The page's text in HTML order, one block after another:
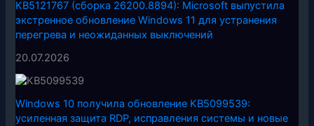
KB5121767 (сборка 26200.8894): Microsoft выпустила
экстренное обновление Windows 11 для устранения
перегрева и неожиданных выключений
20.07.2026
Windows 10 получила обновление KB5099539:
усиленная защита RDP, исправления системы и новые